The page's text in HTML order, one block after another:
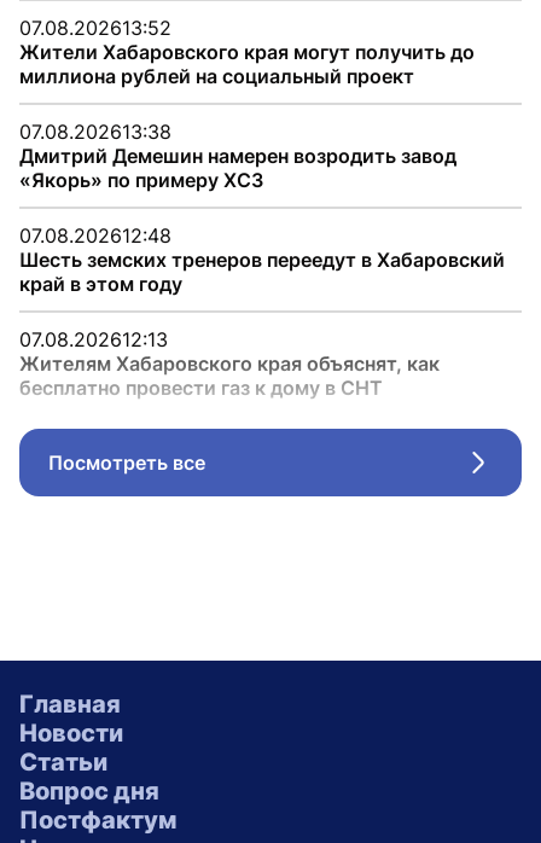
07.08.202613:52
Жители Хабаровского края могут получить до
миллиона рублей на социальный проект
07.08.202613:38
Дмитрий Демешин намерен возродить завод
«Якорь» по примеру ХСЗ
07.08.202612:48
Шесть земских тренеров переедут в Хабаровский
край в этом году
07.08.202612:13
Жителям Хабаровского края объяснят, как
бесплатно провести газ к дому в СНТ
Посмотреть все
Главная
Новости
Статьи
Вопрос дня
Постфактум